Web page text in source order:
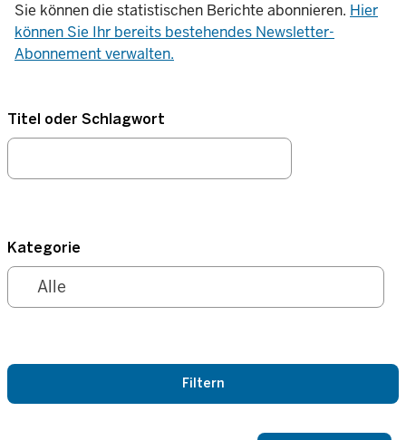
Sie können die statistischen Berichte abonnieren. Hier
können Sie Ihr bereits bestehendes Newsletter-
Abonnement verwalten.
Titel oder Schlagwort
Kategorie